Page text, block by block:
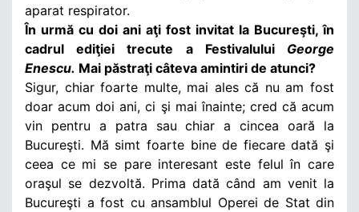
aparat respirator.
În urmă cu doi ani aţi fost invitat la Bucureşti, în
cadrul ediţiei trecute a Festivalului George
Enescu. Mai păstraţi câteva amintiri de atunci?
Sigur, chiar foarte multe, mai ales că nu am fost
doar acum doi ani, ci şi mai înainte; cred că acum
vin pentru a patra sau chiar a cincea oară la
Bucureşti. Mă simt foarte bine de fiecare dată şi
ceea ce mi se pare interesant este felul în care
oraşul se dezvoltă. Prima dată când am venit la
Bucureşti a fost cu ansamblul Operei de Stat din